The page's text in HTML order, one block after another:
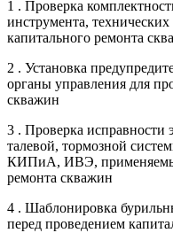
1 . Проверка
инструмента,
капитального ремонта
2 . Установка
органы управления для
скважин
3 . Проверка исправности
талевой, тормозной
КИПиА, ИВЭ,
ремонта скважин
4 . Шаблонировка
перед проведением